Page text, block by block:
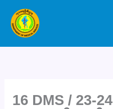
content
16 DMS / 23-24